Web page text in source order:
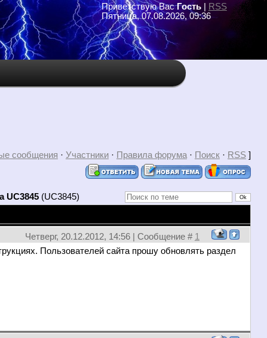
Приветствую Вас Гость|
RSS
Пятница, 07.08.2026, 09:36
сообщения · Участники· Правила форума· Поиск· RSS]
UC3845 (UC3845)
Четверг, 20.12.2012, 14:56 | Сообщение # 1
Пользователей сайта прошу обновлять раздел